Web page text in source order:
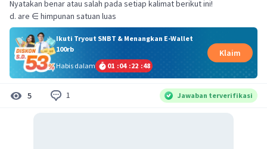
Nyatakan benar atau salah pada setiap kalimat berikut ini!
d. are ∈ himpunan satuan luas
Ikuti Tryout SNBT & Menangkan E-Wallet
100rb
Habis dalam
01 :04 :22 :48
Klaim
5 1 Jawaban terverifikasi